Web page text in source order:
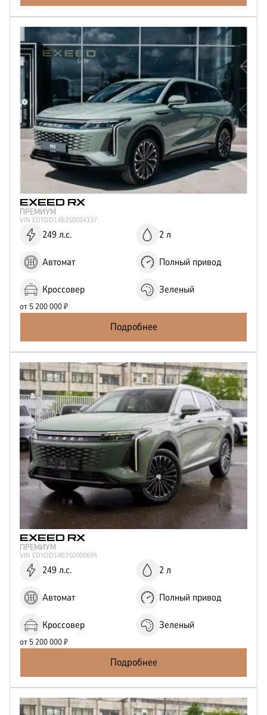
190
197
249
Серый
Черный
Зеленый
Белый
Серебристый
Синий
EXEED RX
ПРЕМИУМ
VIN EDYDD14B3S0004337
249 л.с. 2 л
Автомат Полный привод
Кроссовер Зеленый
от 5 200 000₽
Подробнее
EXEED RX
ПРЕМИУМ
VIN EDYDD14B3S0000695
249 л.с. 2 л
Автомат Полный привод
Кроссовер Зеленый
от 5 200 000₽
Подробнее